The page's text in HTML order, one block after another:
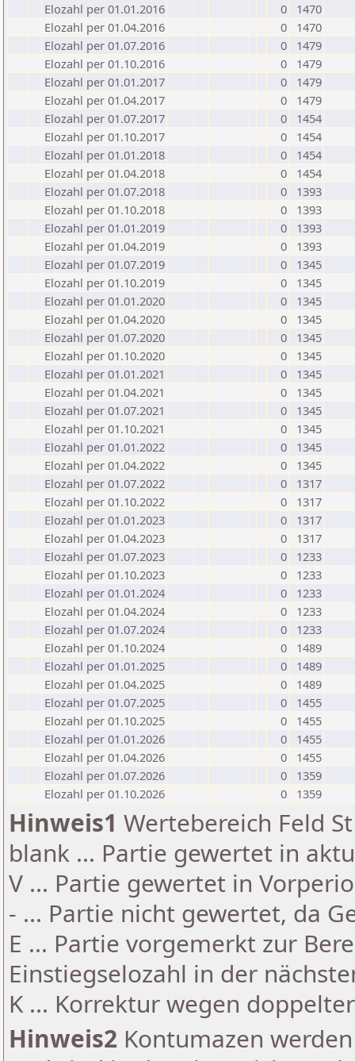
Elozahl per 01.01.2016
0
1470
Elozahl per 01.04.2016
0
1470
Elozahl per 01.07.2016
0
1479
Elozahl per 01.10.2016
0
1479
Elozahl per 01.01.2017
0
1479
Elozahl per 01.04.2017
0
1479
Elozahl per 01.07.2017
0
1454
Elozahl per 01.10.2017
0
1454
Elozahl per 01.01.2018
0
1454
Elozahl per 01.04.2018
0
1454
Elozahl per 01.07.2018
0
1393
Elozahl per 01.10.2018
0
1393
Elozahl per 01.01.2019
0
1393
Elozahl per 01.04.2019
0
1393
Elozahl per 01.07.2019
0
1345
Elozahl per 01.10.2019
0
1345
Elozahl per 01.01.2020
0
1345
Elozahl per 01.04.2020
0
1345
Elozahl per 01.07.2020
0
1345
Elozahl per 01.10.2020
0
1345
Elozahl per 01.01.2021
0
1345
Elozahl per 01.04.2021
0
1345
Elozahl per 01.07.2021
0
1345
Elozahl per 01.10.2021
0
1345
Elozahl per 01.01.2022
0
1345
Elozahl per 01.04.2022
0
1345
Elozahl per 01.07.2022
0
1317
Elozahl per 01.10.2022
0
1317
Elozahl per 01.01.2023
0
1317
Elozahl per 01.04.2023
0
1317
Elozahl per 01.07.2023
0
1233
Elozahl per 01.10.2023
0
1233
Elozahl per 01.01.2024
0
1233
Elozahl per 01.04.2024
0
1233
Elozahl per 01.07.2024
0
1233
Elozahl per 01.10.2024
0
1489
Elozahl per 01.01.2025
0
1489
Elozahl per 01.04.2025
0
1489
Elozahl per 01.07.2025
0
1455
Elozahl per 01.10.2025
0
1455
Elozahl per 01.01.2026
0
1455
Elozahl per 01.04.2026
0
1455
Elozahl per 01.07.2026
0
1359
Elozahl per 01.10.2026
0 1359
Hinweis1 Wertebereich Feld
blank ... Partie gewertet in
V ... Partie gewertet in
- ... Partie nicht gewertet, da
E ... Partie vorgemerkt zur
Einstiegselozahl in der
K ... Korrektur wegen
Hinweis2 Kontumazen